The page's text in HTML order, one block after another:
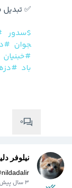
$سدور
جوان
#خبنیان
باد
0
نیلوفر
nildadalir
3 سال پیش